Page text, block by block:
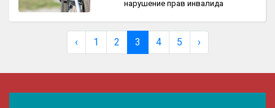
нарушение прав инвалида
‹ 1 2 3 4 5 ›